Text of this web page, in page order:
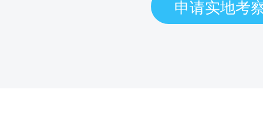
申请实地考